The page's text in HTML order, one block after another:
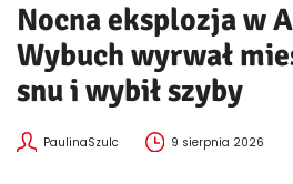
Nocna eksplozja w
Wybuch wyrwał
snu i wybił szyby
PaulinaSzulc 9 sierpnia 2026